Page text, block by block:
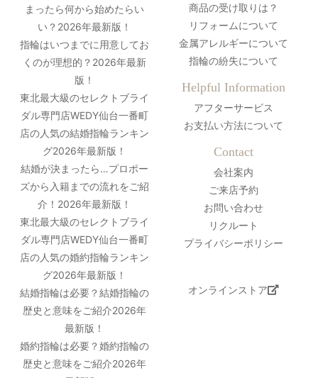
まったら何から始めたらい
い？2026年最新版！
指輪はいつまでに用意してお
くのが理想的？2026年最新
版！
東北最大級のセレクトブライ
ダル専門店WEDY仙台一番町
店の人気の結婚指輪ランキン
グ2026年最新版！
結婚が決まったら…プロポー
ズから入籍までの流れをご紹
介！2026年最新版！
東北最大級のセレクトブライ
ダル専門店WEDY仙台一番町
店の人気の婚約指輪ランキン
グ2026年最新版！
結婚指輪は必要？結婚指輪の
歴史と意味をご紹介2026年
最新版！
婚約指輪は必要？婚約指輪の
歴史と意味をご紹介2026年
商品の受け取りは？
リフォームについて
金属アレルギーについて
指輪の紛失について
Helpful Information
アフターサービス
お支払い方法について
Contact
会社案内
ご来店予約
お問い合わせ
リクルート
プライバシーポリシー
オンラインストア